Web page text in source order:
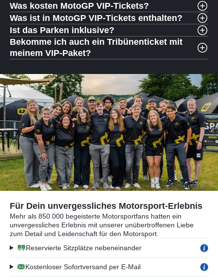
Was kosten MotoGP VIP-Tickets?
Was ist in MotoGP VIP-Tickets enthalten?
Ist das Parken inklusive?
Bekomme ich auch ein Tribünenticket mit
meinem VIP-Paket?
Für Dein unvergessliches Motorsport-Erlebnis
Mehr als 850.000 begeisterte Motorsportfans hatten ein
unvergessliches Erlebnis mit unserer unübertroffenen Liebe
zum Detail und Leidenschaft für den Motorsport.
Reservierte Sitzplätze nebeneinander
Kostenloser Sofortversand per E-Mail